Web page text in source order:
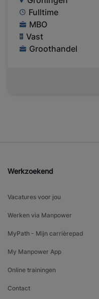
Fulltime
MBO
Vast
Groothandel
Werkzoekend
Vacatures voor jou
Werken via Manpower
MyPath - Mijn carrièrepad
My Manpower App
Online trainingen
Contact